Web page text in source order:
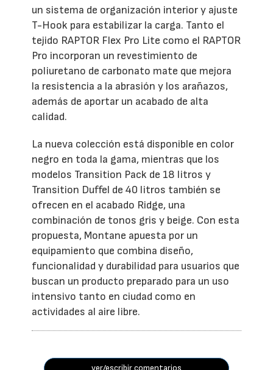
un sistema de organización interior y ajuste
T-Hook para estabilizar la carga. Tanto el
tejido RAPTOR Flex Pro Lite como el RAPTOR
Pro incorporan un revestimiento de
poliuretano de carbonato mate que mejora
la resistencia a la abrasión y los arañazos,
además de aportar un acabado de alta
calidad.
La nueva colección está disponible en color
negro en toda la gama, mientras que los
modelos Transition Pack de 18 litros y
Transition Duffel de 40 litros también se
ofrecen en el acabado Ridge, una
combinación de tonos gris y beige. Con esta
propuesta, Montane apuesta por un
equipamiento que combina diseño,
funcionalidad y durabilidad para usuarios que
buscan un producto preparado para un uso
intensivo tanto en ciudad como en
actividades al aire libre.
ver/escribir comentarios